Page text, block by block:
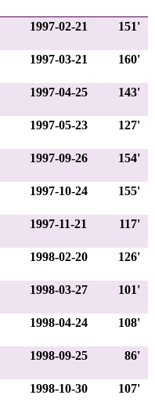
1997-02-21 151'
1997-03-21 160'
1997-04-25 143'
1997-05-23 127'
1997-09-26 154'
1997-10-24 155'
1997-11-21 117'
1998-02-20 126'
1998-03-27 101'
1998-04-24 108'
1998-09-25 86'
1998-10-30 107'